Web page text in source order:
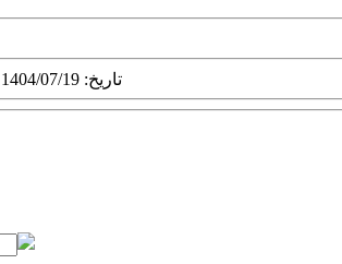
تاریخ: 1404/07/19 11:13 ق.ظ |